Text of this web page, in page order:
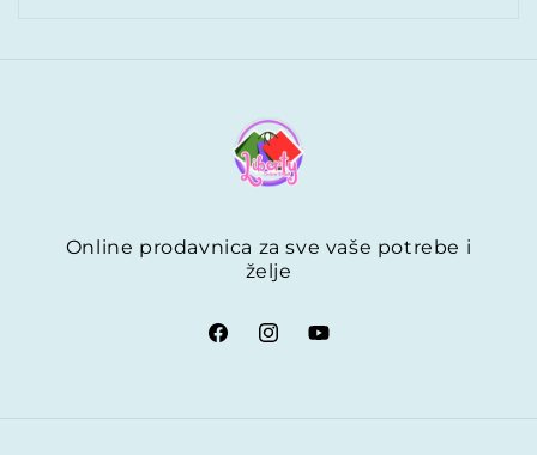
Online prodavnica za sve vaše potrebe i
želje